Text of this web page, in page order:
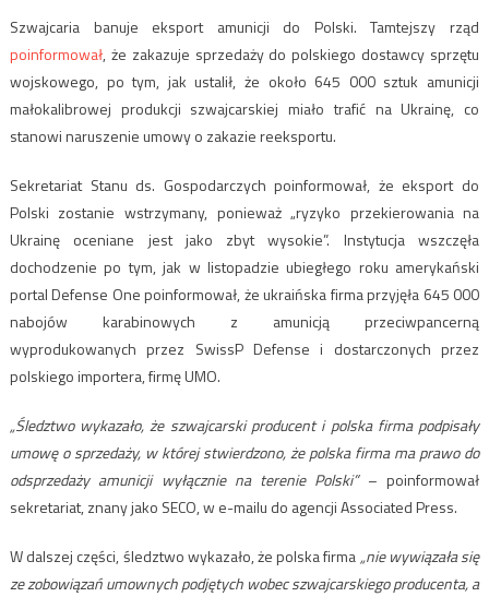
Szwajcaria banuje eksport amunicji do Polski. Tamtejszy rząd
poinformował, że zakazuje sprzedaży do polskiego dostawcy sprzętu
wojskowego, po tym, jak ustalił, że około 645 000 sztuk amunicji
małokalibrowej produkcji szwajcarskiej miało trafić na Ukrainę, co
stanowi naruszenie umowy o zakazie reeksportu.
Sekretariat Stanu ds. Gospodarczych poinformował, że eksport do
Polski zostanie wstrzymany, ponieważ „ryzyko przekierowania na
Ukrainę oceniane jest jako zbyt wysokie”. Instytucja wszczęła
dochodzenie po tym, jak w listopadzie ubiegłego roku amerykański
portal Defense One poinformował, że ukraińska firma przyjęła 645 000
nabojów karabinowych z amunicją przeciwpancerną
wyprodukowanych przez SwissP Defense i dostarczonych przez
polskiego importera, firmę UMO.
„Śledztwo wykazało, że szwajcarski producent i polska firma podpisały
umowę o sprzedaży, w której stwierdzono, że polska firma ma prawo do
odsprzedaży amunicji wyłącznie na terenie Polski”– poinformował
sekretariat, znany jako SECO, w e-mailu do agencji Associated Press.
W dalszej części, śledztwo wykazało, że polska firma „nie wywiązała się
ze zobowiązań umownych podjętych wobec szwajcarskiego producenta, a